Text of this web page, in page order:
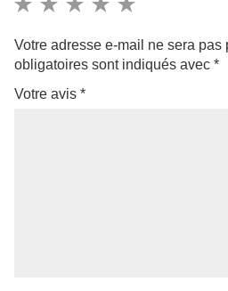
Votre adresse e-mail ne sera pas
obligatoires sont indiqués avec *
1 2 3 4 5
Votre avis *